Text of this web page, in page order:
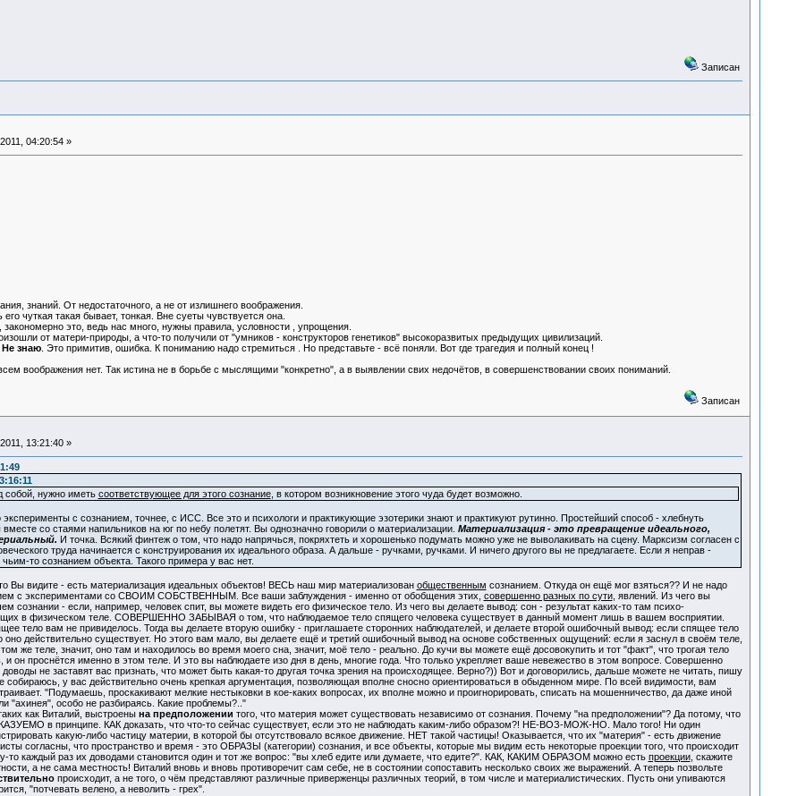
Записан
04:20:54 »
знаний. От недостаточного, а не от излишнего воображения.
чуткая такая бывает, тонкая. Вне суеты чувствуется она.
это, ведь нас много, нужны правила, условности , упрощения.
от матери-природы, а что-то получили от "умников - конструкторов генетиков" высокоразвитых предыдущих цивилизаций.
знаю. Это примитив, ошибка. К пониманию надо стремиться . Но представьте - всё поняли. Вот где трагедия и полный конец !
воображения нет. Так истина не в борьбе с мыслящими "конкретно", а в выявлении свих недочётов, в совершенствовании своих пониманий.
Записан
13:21:40 »
собой, нужно иметь соответствующее для этого сознание, в котором возникновение этого чуда будет возможно.
эксперименты с сознанием, точнее, с ИСС. Все это и психологи и практикующие эзотерики знают и практикуют рутинно. Простейший способ - хлебнуть
со стаями напильников на юг по небу полетят. Вы однозначно говорили о материализации. Материализация - это превращение идеального,
И точка. Всякий финтеж о том, что надо напрячься, покряхтеть и хорошенько подумать можно уже не выволакивать на сцену. Марксизм согласен с
труда начинается с конструирования их идеального образа. А дальше - ручками, ручками. И ничего другого вы не предлагаете. Если я неправ -
то сознанием объекта. Такого примера у вас нет.
Вы видите - есть материализация идеальных объектов! ВЕСЬ наш мир материализован общественным сознанием. Откуда он ещё мог взяться?? И не надо
с экспериментами со СВОИМ СОБСТВЕННЫМ. Все ваши заблуждения - именно от обобщения этих, совершенно разных по сути, явлений. Из чего вы
сознании - если, например, человек спит, вы можете видеть его физическое тело. Из чего вы делаете вывод: сон - результат каких-то там психо-
в физическом теле. СОВЕРШЕННО ЗАБЫВАЯ о том, что наблюдаемое тело спящего человека существует в данный момент лишь в вашем восприятии.
тело вам не привиделось. Тогда вы делаете вторую ошибку - приглашаете сторонних наблюдателей, и делаете второй ошибочный вывод: если спящее тело
оно действительно существует. Но этого вам мало, вы делаете ещё и третий ошибочный вывод на основе собственных ощущений: если я заснул в своём теле,
же теле, значит, оно там и находилось во время моего сна, значит, моё тело - реально. До кучи вы можете ещё досовокупить и тот "факт", что трогая тело
и он проснётся именно в этом теле. И это вы наблюдаете изо дня в день, многие года. Что только укрепляет ваше невежество в этом вопросе. Совершенно
не заставят вас признать, что может быть какая-то другая точка зрения на происходящее. Верно?)) Вот и договорились, дальше можете не читать, пишу
собираюсь, у вас действительно очень крепкая аргументация, позволяющая вполне сносно ориентироваться в обыденном мире. По всей видимости, вам
"Подумаешь, проскакивают мелкие нестыковки в кое-каких вопросах, их вполне можно и проигнорировать, списать на мошенничество, да даже иной
"ахинея", особо не разбираясь. Какие проблемы?.."
как Виталий, выстроены на предположении того, что материя может существовать независимо от сознания. Почему "на предположении"? Да потому, что
в принципе. КАК доказать, что что-то сейчас существует, если это не наблюдать каким-либо образом?! НЕ-ВОЗ-МОЖ-НО. Мало того! Ни один
какую-либо частицу материи, в которой бы отсутствовало всякое движение. НЕТ такой частицы! Оказывается, что их "материя" - есть движение
согласны, что пространство и время - это ОБРАЗЫ (категории) сознания, и все объекты, которые мы видим есть некоторые проекции того, что происходит
то каждый раз их доводами становится один и тот же вопрос: "вы хлеб едите или думаете, что едите?". КАК, КАКИМ ОБРАЗОМ можно есть проекции, скажите
а не сама местность! Виталий вновь и вновь противоречит сам себе, не в состоянии сопоставить несколько своих же выражений. А теперь позвольте
происходит, а не того, о чём представляют различные приверженцы различных теорий, в том числе и материалистических. Пусть они упиваются
"потчевать велено, а неволить - грех".